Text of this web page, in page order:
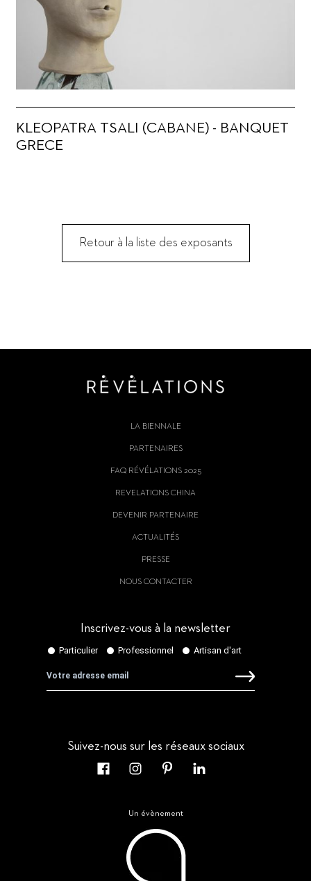
KLEOPATRA TSALI (CABANE) - BANQUET
GRECE
Retour à la liste des exposants
LA BIENNALE
PARTENAIRES
FAQ RÉVÉLATIONS 2025
REVELATIONS CHINA
DEVENIR PARTENAIRE
ACTUALITÉS
PRESSE
NOUS CONTACTER
Inscrivez-vous à la newsletter
Suivez-nous sur les réseaux sociaux
Un évènement